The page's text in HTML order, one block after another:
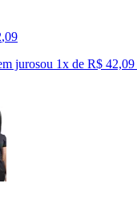
,09
jurosou 1x de R$ 42,09